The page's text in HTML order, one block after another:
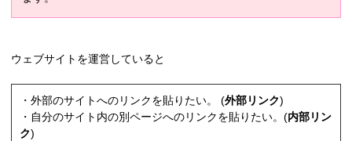
ウェブサイトを運営していると
・外部のサイトへのリンクを貼りたい。 (外部リンク)
・自分のサイト内の別ページへのリンクを貼りたい。(内部リン
ク)